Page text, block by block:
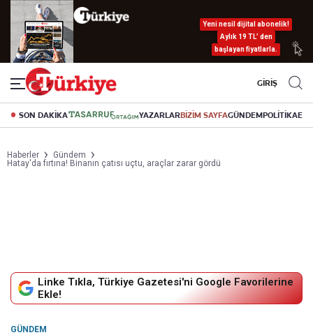
Yeni nesil dijital abonelik!
Aylık 19 TL’ den
başlayan fiyatlarla.
GİRİŞ
SON DAKİKA YAZARLARBİZİM SAYFAGÜNDEMPOLİTİKA
Haberler
Gündem
Hatay'da fırtına! Binanın çatısı uçtu, araçlar zarar gördü
Linke Tıkla, Türkiye Gazetesi'ni Google Favorilerine
Ekle!
GÜNDEM